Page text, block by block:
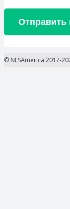
Отправить
© NLSAmerica 2017-